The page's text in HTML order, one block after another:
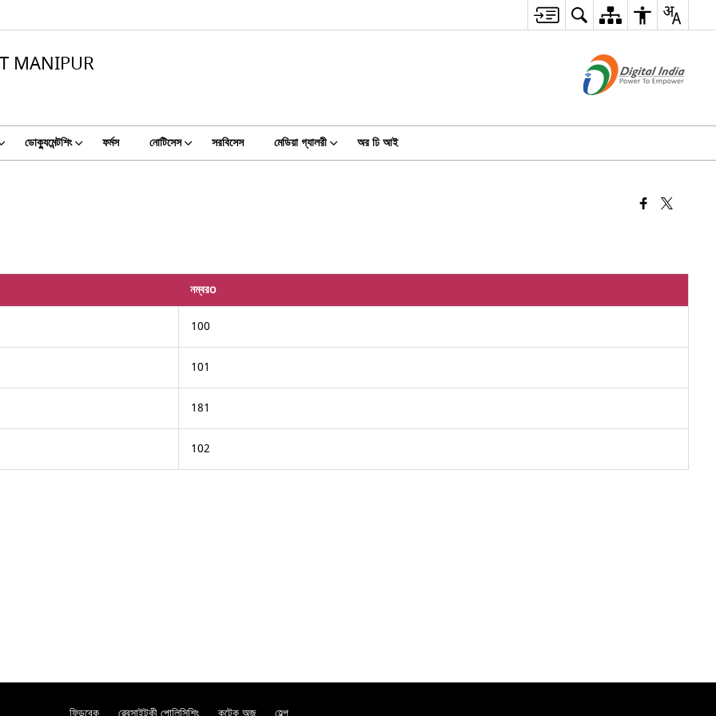
MANIPUR
ডোক্যুমেন্টশিং ফর্মস নোটিসেস সরবিসেস মেডিয়া গ্যালরী অর ঢি আই
নম্বরo
100
101
181
102